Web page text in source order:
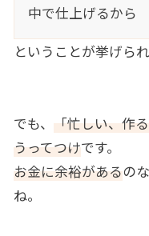
中で仕上げるから
ということが挙げられ
でも、 「忙しい、作
うってつけです。
お金に余裕があるの
ね。